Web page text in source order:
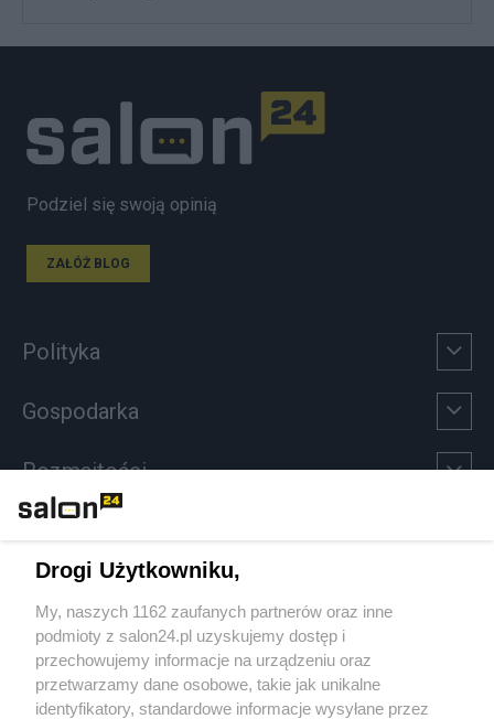
Podziel się swoją opinią
ZAŁÓŻ BLOG
Polityka
Gospodarka
Rozmaitości
Sport
Społeczeństwo
Kultura
Drogi Użytkowniku,
My, naszych 1162 zaufanych partnerów oraz inne
podmioty z salon24.pl uzyskujemy dostęp i
przechowujemy informacje na urządzeniu oraz
przetwarzamy dane osobowe, takie jak unikalne
identyfikatory, standardowe informacje wysyłane przez